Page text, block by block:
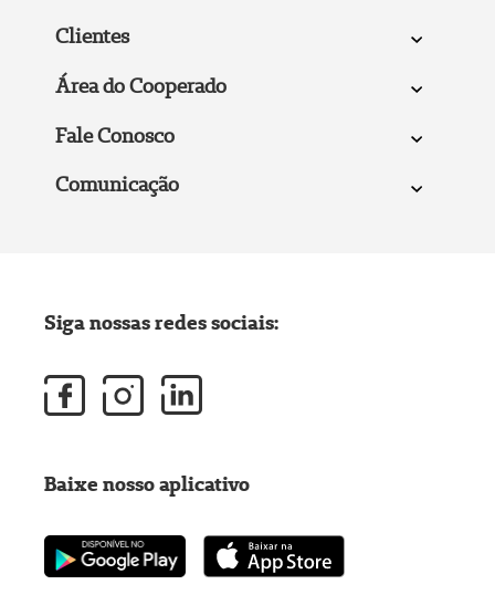
Clientes
Área do Cooperado
Fale Conosco
Comunicação
Siga nossas redes sociais:
Baixe nosso aplicativo